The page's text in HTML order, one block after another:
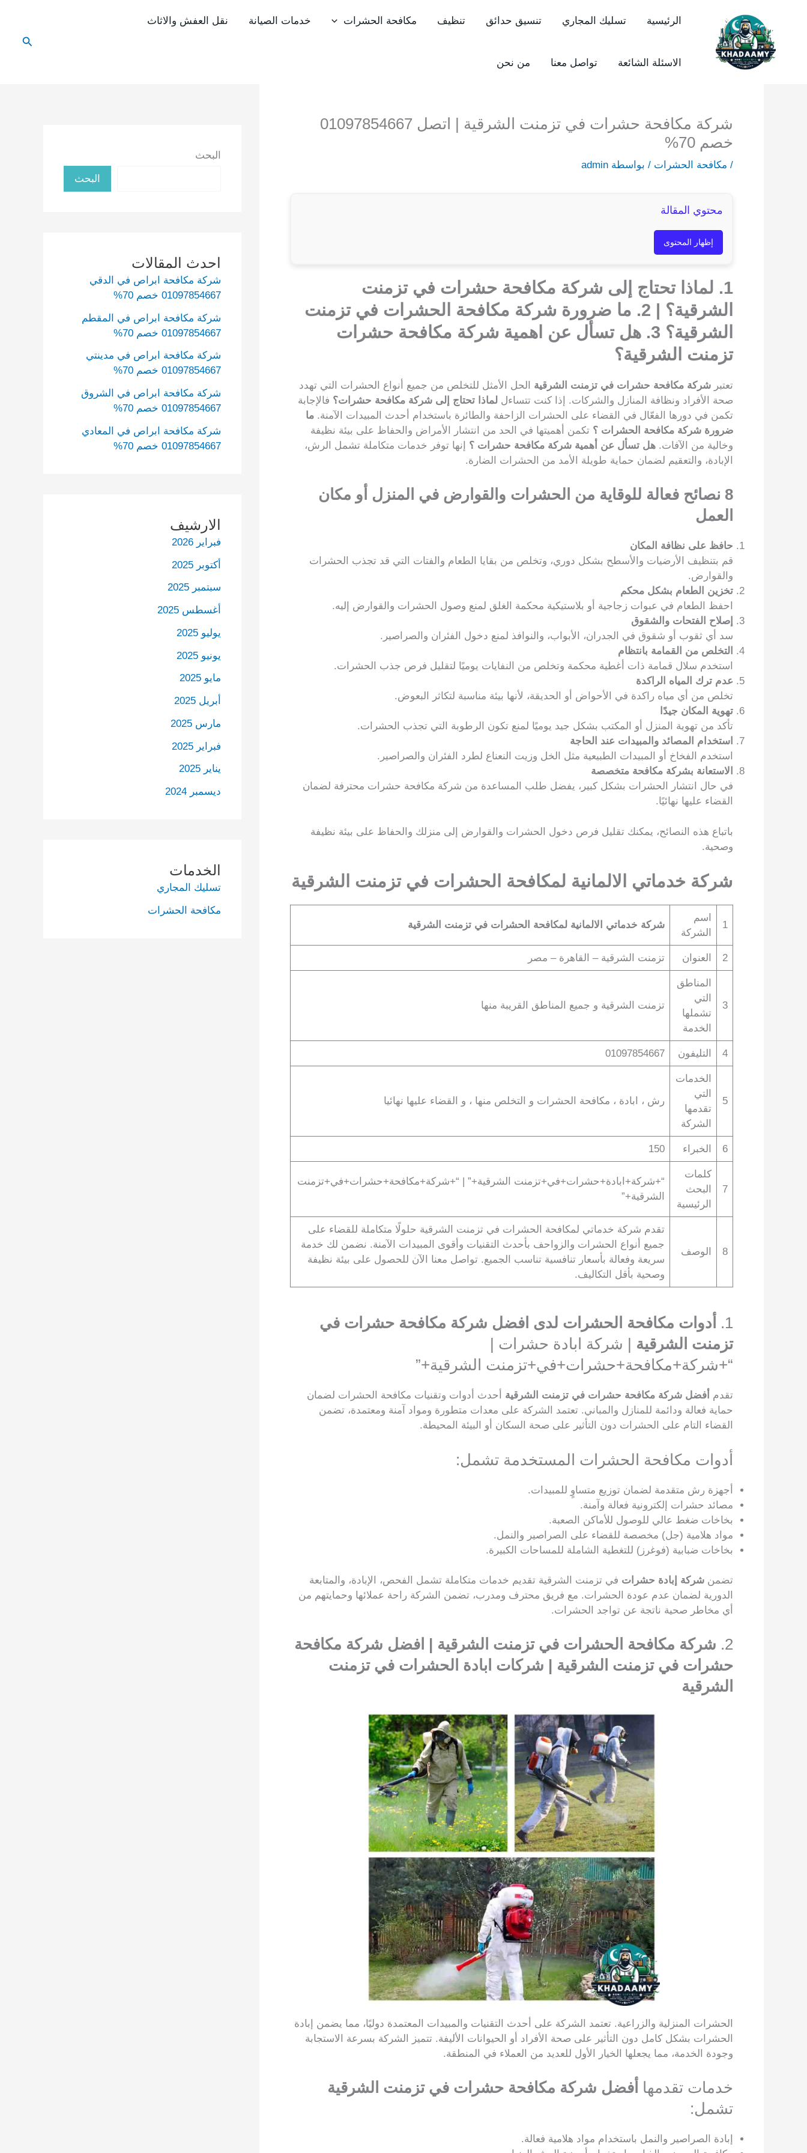
الرئيسية تسليك المجاري تنسيق حدائق تنظيف مكافحة الحشرات خدمات الصيانة نقل العفش والاثاث
الاسئلة الشائعة تواصل معنا من نحن
البحث
شركة مكافحة حشرات في تزمنت الشرقية | اتصل 01097854667
خصم 70%
/ مكافحة الحشرات / بواسطة admin
محتوي المقالة
إظهار المحتوى
1. لماذا تحتاج إلى شركة مكافحة حشرات في تزمنت
الشرقية؟ | 2. ما ضرورة شركة مكافحة الحشرات في تزمنت
الشرقية؟ 3. هل تسأل عن اهمية شركة مكافحة حشرات
تزمنت الشرقية؟
تعتبر شركة مكافحة حشرات في تزمنت الشرقية الحل الأمثل للتخلص من جميع أنواع الحشرات التي تهدد
صحة الأفراد ونظافة المنازل والشركات. إذا كنت تتساءل لماذا تحتاج إلى شركة مكافحة حشرات؟ فالإجابة
تكمن في دورها الفعّال في القضاء على الحشرات الزاحفة والطائرة باستخدام أحدث المبيدات الآمنة. ما
ضرورة شركة مكافحة الحشرات ؟ تكمن أهميتها في الحد من انتشار الأمراض والحفاظ على بيئة نظيفة
وخالية من الآفات. هل تسأل عن أهمية شركة مكافحة حشرات ؟ إنها توفر خدمات متكاملة تشمل الرش،
الإبادة، والتعقيم لضمان حماية طويلة الأمد من الحشرات الضارة.
8 نصائح فعالة للوقاية من الحشرات والقوارض في المنزل أو مكان
العمل
حافظ على نظافة المكان
قم بتنظيف الأرضيات والأسطح بشكل دوري، وتخلص من بقايا الطعام والفتات التي قد تجذب الحشرات
والقوارض.
تخزين الطعام بشكل محكم
احفظ الطعام في عبوات زجاجية أو بلاستيكية محكمة الغلق لمنع وصول الحشرات والقوارض إليه.
إصلاح الفتحات والشقوق
سد أي ثقوب أو شقوق في الجدران، الأبواب، والنوافذ لمنع دخول الفئران والصراصير.
التخلص من القمامة بانتظام
استخدم سلال قمامة ذات أغطية محكمة وتخلص من النفايات يوميًا لتقليل فرص جذب الحشرات.
عدم ترك المياه الراكدة
تخلص من أي مياه راكدة في الأحواض أو الحديقة، لأنها بيئة مناسبة لتكاثر البعوض.
تهوية المكان جيدًا
تأكد من تهوية المنزل أو المكتب بشكل جيد يوميًا لمنع تكون الرطوبة التي تجذب الحشرات.
استخدام المصائد والمبيدات عند الحاجة
استخدم الفخاخ أو المبيدات الطبيعية مثل الخل وزيت النعناع لطرد الفئران والصراصير.
الاستعانة بشركة مكافحة متخصصة
في حال انتشار الحشرات بشكل كبير، يفضل طلب المساعدة من شركة مكافحة حشرات محترفة لضمان
القضاء عليها نهائيًا.
باتباع هذه النصائح، يمكنك تقليل فرص دخول الحشرات والقوارض إلى منزلك والحفاظ على بيئة نظيفة
وصحية.
شركة خدماتي الالمانية لمكافحة الحشرات في تزمنت الشرقية
1
اسم
الشركة
شركة خدماتي الالمانية لمكافحة الحشرات في تزمنت الشرقية
2 العنوان تزمنت الشرقية – القاهرة – مصر
3
المناطق
التي
تشملها
الخدمة
تزمنت الشرقية و جميع المناطق القريبة منها
4 التليفون 01097854667
5
الخدمات
التي
تقدمها
الشركة
رش ، ابادة ، مكافحة الحشرات و التخلص منها ، و القضاء عليها نهائيا
6 الخبراء 150
7
كلمات
البحث
الرئيسية
“+شركة+ابادة+حشرات+في+تزمنت الشرقية+” | “+شركة+مكافحة+حشرات+في+تزمنت
الشرقية+”
8 الوصف
تقدم شركة خدماتي لمكافحة الحشرات في تزمنت الشرقية حلولًا متكاملة للقضاء على
جميع أنواع الحشرات والزواحف بأحدث التقنيات وأقوى المبيدات الآمنة. نضمن لك خدمة
سريعة وفعالة بأسعار تنافسية تناسب الجميع. تواصل معنا الآن للحصول على بيئة نظيفة
وصحية بأقل التكاليف.
1.
أدوات مكافحة الحشرات لدى افضل شركة مكافحة حشرات في
تزمنت الشرقية | شركة ابادة حشرات |
“+شركة+مكافحة+حشرات+في+تزمنت الشرقية+”
تقدم أفضل شركة مكافحة حشرات في تزمنت الشرقية أحدث أدوات وتقنيات مكافحة الحشرات لضمان
حماية فعالة ودائمة للمنازل والمباني. تعتمد الشركة على معدات متطورة ومواد آمنة ومعتمدة، تضمن
القضاء التام على الحشرات دون التأثير على صحة السكان أو البيئة المحيطة.
أدوات مكافحة الحشرات المستخدمة تشمل:
أجهزة رش متقدمة لضمان توزيع متساوٍ للمبيدات.
مصائد حشرات إلكترونية فعالة وآمنة.
بخاخات ضغط عالي للوصول للأماكن الصعبة.
مواد هلامية (جل) مخصصة للقضاء على الصراصير والنمل.
بخاخات ضبابية (فوغرز) للتغطية الشاملة للمساحات الكبيرة.
تضمن شركة إبادة حشرات في تزمنت الشرقية تقديم خدمات متكاملة تشمل الفحص، الإبادة، والمتابعة
الدورية لضمان عدم عودة الحشرات. مع فريق محترف ومدرب، تضمن الشركة راحة عملائها وحمايتهم من
أي مخاطر صحية ناتجة عن تواجد الحشرات.
2. شركة مكافحة الحشرات في تزمنت الشرقية | افضل شركة مكافحة
حشرات في تزمنت الشرقية | شركات ابادة الحشرات في تزمنت
الشرقية
الحشرات المنزلية والزراعية. تعتمد الشركة على أحدث التقنيات والمبيدات المعتمدة دوليًا، مما يضمن إبادة
الحشرات بشكل كامل دون التأثير على صحة الأفراد أو الحيوانات الأليفة. تتميز الشركة بسرعة الاستجابة
وجودة الخدمة، مما يجعلها الخيار الأول للعديد من العملاء في المنطقة.
خدمات تقدمها أفضل شركة مكافحة حشرات في تزمنت الشرقية
تشمل:
إبادة الصراصير والنمل باستخدام مواد هلامية فعالة.
البحث
البحث
احدث المقالات
شركة مكافحة ابراص في الدقي
01097854667 خصم 70%
شركة مكافحة ابراص في المقطم
01097854667 خصم 70%
شركة مكافحة ابراص في مدينتي
01097854667 خصم 70%
شركة مكافحة ابراص في الشروق
01097854667 خصم 70%
شركة مكافحة ابراص في المعادي
01097854667 خصم 70%
الارشيف
فبراير 2026
أكتوبر 2025
سبتمبر 2025
أغسطس 2025
يوليو 2025
يونيو 2025
مايو 2025
أبريل 2025
مارس 2025
فبراير 2025
يناير 2025
ديسمبر 2024
الخدمات
تسليك المجاري
مكافحة الحشرات